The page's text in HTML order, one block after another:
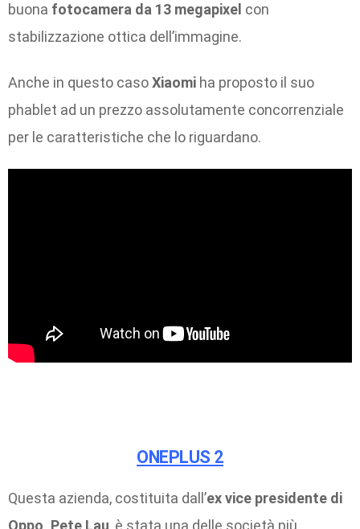
buona fotocamera da 13 megapixel con
stabilizzazione ottica dell’immagine.
Anche in questo casoXiaomi ha proposto il suo
phablet ad un prezzo assolutamente concorrenziale
per le caratteristiche che lo riguardano.
ONEPLUS 2
Questa azienda, costituita dall’ex vice presidente di
Oppo, Pete Lau, è stata una delle società più